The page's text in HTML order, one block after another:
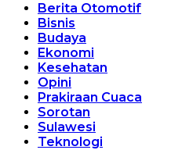
Berita Otomotif
Bisnis
Budaya
Ekonomi
Kesehatan
Opini
Prakiraan Cuaca
Sorotan
Sulawesi
Teknologi